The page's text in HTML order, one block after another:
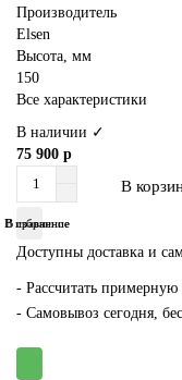
Производитель
Elsen
Высота, мм
150
Все характеристики
В наличии ✓
75 900 р
В
В избранное
В сравнение
Доступны доставка и
- Рассчитать примерную
- Самовывоз сегодня,